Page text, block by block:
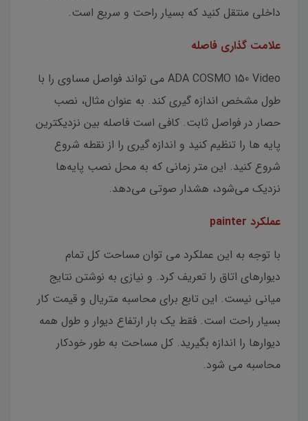
داخلی منتقل کنید که بسیار راحت و سریع است.
علامت گذاری فاصله
ADA COSMO 150 Video می تواند فواصل مساوی را با
طول مشخص اندازه گیری کند. به عنوان مثال، نصب
حصار در فواصل ثابت. کافی است فاصله بین نزدیکترین
پایه ها را تنظیم کنید و اندازه گیری را از نقطه شروع
شروع کنید. این متر زمانی که به محل نصب پایه‌ها
نزدیک می‌شود، هشدار صوتی می‌دهد.
عملکرد painter
با توجه به این عملکرد می توان مساحت کل تمام
دیوارهای اتاق را تعریف کرد. و نیازی به نوشتن نتایج
میانی نیست. این تابع برای محاسبه متریال و قیمت کار
بسیار راحت است. فقط یک بار ارتفاع دیوار و طول همه
دیوارها را اندازه بگیرید. کل مساحت به طور خودکار
محاسبه می شود.